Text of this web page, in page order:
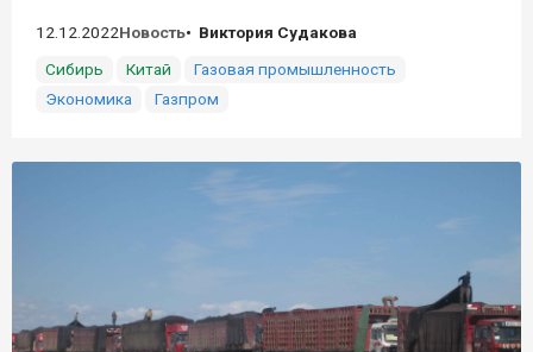
12.12.2022Новость
Виктория Судакова
Сибирь
Китай
Газовая промышленность
Экономика
Газпром